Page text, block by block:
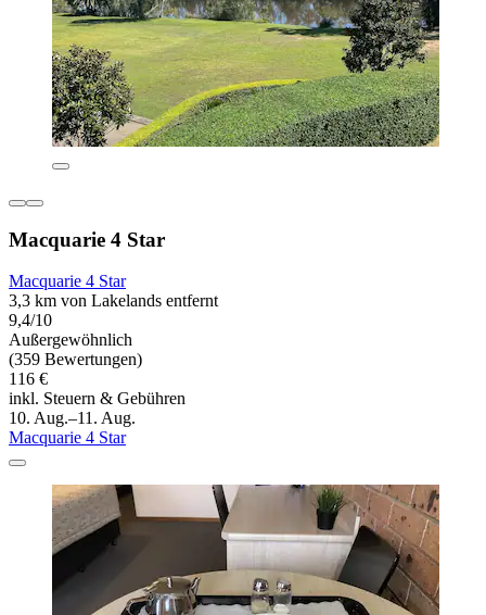
Macquarie 4 Star
Macquarie 4 Star
3,3 km von Lakelands entfernt
9,4/10
Außergewöhnlich
(359 Bewertungen)
116 €
inkl. Steuern & Gebühren
10. Aug.–11. Aug.
Macquarie 4 Star